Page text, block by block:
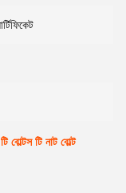
বোল্টস টি নাট বোল্ট